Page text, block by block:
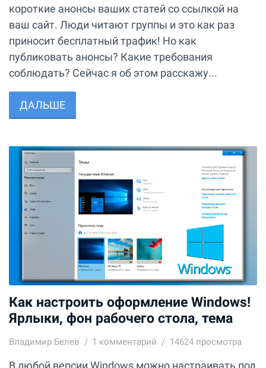
короткие анонсы ваших статей со ссылкой на
ваш сайт. Люди читают группы и это как раз
приносит бесплатный трафик! Но как
публиковать анонсы? Какие требования
соблюдать? Сейчас я об этом расскажу...
ДАЛЬШЕ
Как настроить оформление Windows!
Ярлыки, фон рабочего стола, тема
Владимир Белев 1 комментарий 14624 просмотра